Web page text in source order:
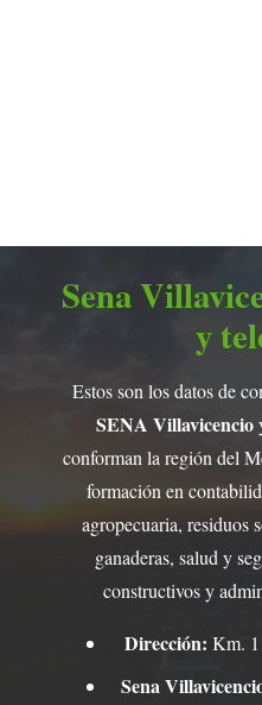
Sena
y
Estos son los datos de
SENA Villavicencio
conforman la región del
formación en
agropecuaria, residuos
ganaderas, salud y
constructivos y
Dirección: Km.
Sena